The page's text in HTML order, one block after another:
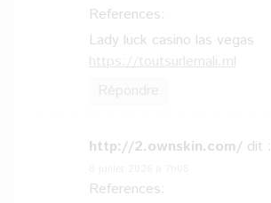
References:
Lady luck casino las vegas
https://toutsurlemali.ml
http://2.ownskin.com/ dit :
References: